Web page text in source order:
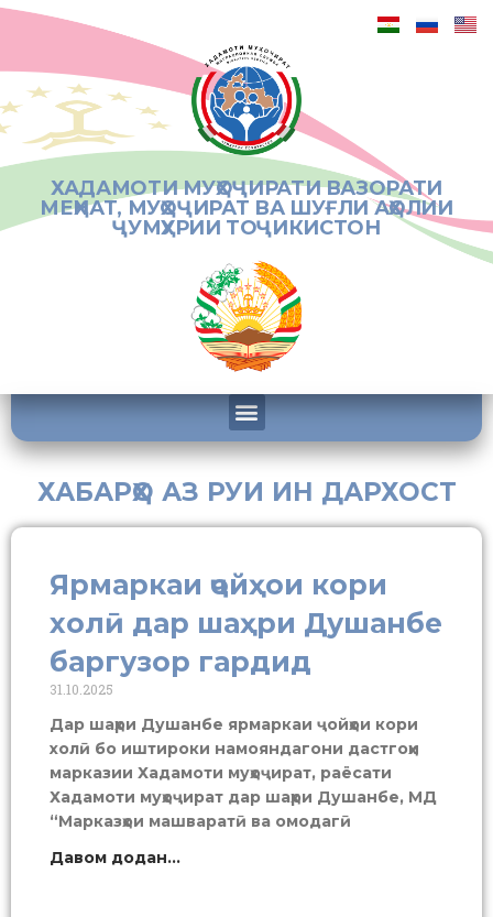
ХАДАМОТИ МУҲОҶИРАТИ ВАЗОРАТИ
МЕҲНАТ, МУҲОҶИРАТ ВА ШУҒЛИ АҲОЛИИ
ҶУМҲУРИИ ТОҶИКИСТОН
ХАБАРҲО АЗ РУИ ИН ДАРХОСТ
Ярмаркаи ҷойҳои кори
холӣ дар шаҳри Душанбе
баргузор гардид
31.10.2025
Дар шаҳри Душанбе ярмаркаи ҷойҳои кори
холӣ бо иштироки намояндагони дастгоҳи
марказии Хадамоти муҳоҷират, раёсати
Хадамоти муҳоҷират дар шаҳри Душанбе, МД
“Марказҳои машваратӣ ва омодагӣ
Давом додан...